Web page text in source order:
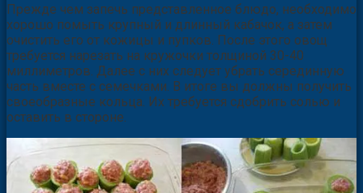
Прежде чем запечь представленное блюдо, необходимо
хорошо помыть крупный и длинный кабачок, а затем
очистить его от кожицы и пупков. После этого овощ
требуется нарезать на кружочки толщиной 30-40
миллиметров. Далее с них следует убрать серединную
часть вместе с семечками. В итоге вы должны получить
своеобразные кольца. Их требуется сдобрить солью и
оставить в стороне.